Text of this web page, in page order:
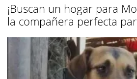
¡Buscan un hogar para
la compañera perfecta